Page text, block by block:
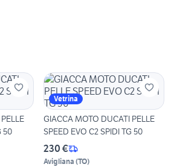
50
Vetrina
GIACCA MOTO DUCATI PELLE
SPEED EVO C2 SPIDI TG 50
230 €
Avigliana (TO)